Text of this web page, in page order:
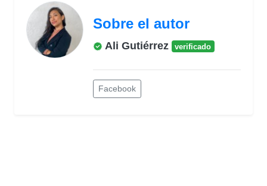
Sobre el autor
Ali Gutiérrez verificado
Facebook